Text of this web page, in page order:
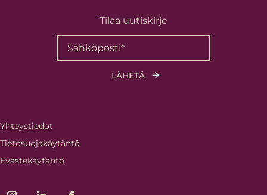
Tilaa uutiskirje
Yhteystiedot
Tietosuojakäytäntö
Evästekäytäntö